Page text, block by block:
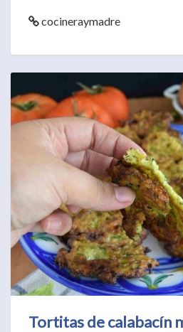
cocineraymadre
Tortitas de calabacín